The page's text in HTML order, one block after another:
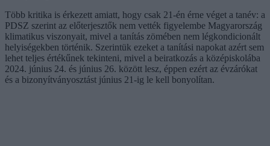
Több kritika is érkezett amiatt, hogy csak 21-én érne véget a tanév: a
PDSZ szerint az előterjesztők nem vették figyelembe Magyarország
klimatikus viszonyait, mivel a tanítás zömében nem légkondicionált
helyiségekben történik. Szerintük ezeket a tanítási napokat azért sem
lehet teljes értékűnek tekinteni, mivel a beiratkozás a középiskolába
2024. június 24. és június 26. között lesz, éppen ezért az évzárókat
és a bizonyítványosztást június 21-ig le kell bonyolítan.